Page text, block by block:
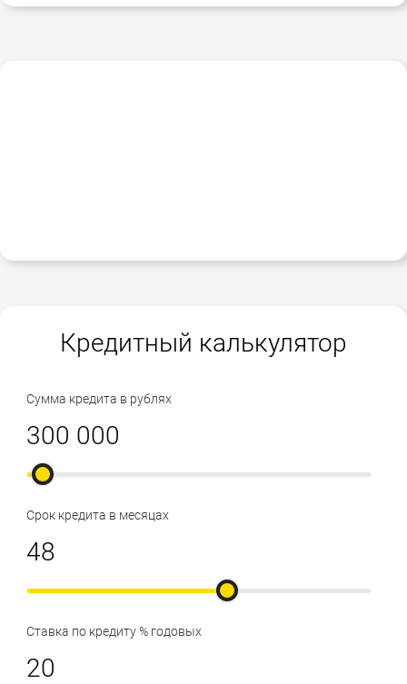
Кредитный калькулятор
Сумма кредита в рублях
Срок кредита в месяцах
Ставка по кредиту % годовых